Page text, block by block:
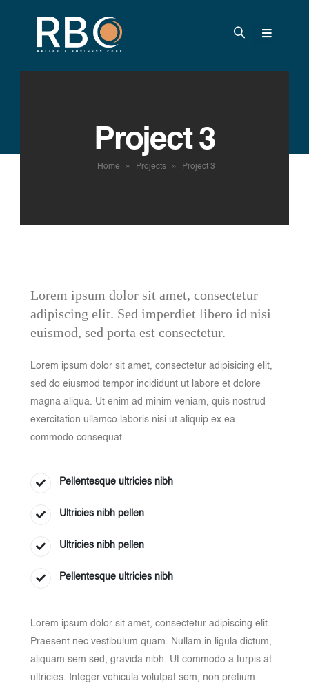
Project 3
Home » Projects » Project 3
Lorem ipsum dolor sit amet, consectetur
adipiscing elit. Sed imperdiet libero id nisi
euismod, sed porta est consectetur.
Lorem ipsum dolor sit amet, consectetur adipisicing elit,
sed do eiusmod tempor incididunt ut labore et dolore
magna aliqua. Ut enim ad minim veniam, quis nostrud
exercitation ullamco laboris nisi ut aliquip ex ea
commodo consequat.
Pellentesque ultricies nibh
Ultricies nibh pellen
Ultricies nibh pellen
Pellentesque ultricies nibh
Lorem ipsum dolor sit amet, consectetur adipiscing elit.
Praesent nec vestibulum quam. Nullam in ligula dictum,
aliquam sem sed, gravida nibh. Ut commodo a turpis at
ultricies. Integer vehicula volutpat sem, non pretium